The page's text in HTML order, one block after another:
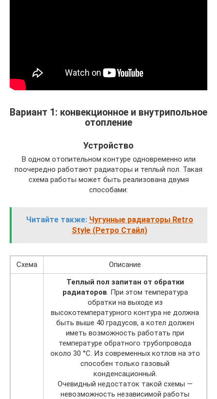
Вариант 1: конвекционное и внутрипольное
отопление
Устройство
В одном отопительном контуре одновременно или
поочередно работают радиаторы и теплый пол. Такая
схема работы может быть реализована двумя
способами:
Читайте также: Чугунные радиаторы Retro
Style (Ретро Стайл)
Схема
Описание
Теплый пол запитан от обратки
радиаторов. При этом температура
обратки на выходе из
высокотемпературного контура не должна
быть выше 40 градусов, а котел должен
иметь возможность работать при
температуре обратного трубопровода
около 30 °С. Из современных котлов на это
способен только газовый
конденсационный.
Очевидный недостаток такой схемы —
невозможность независимой работы